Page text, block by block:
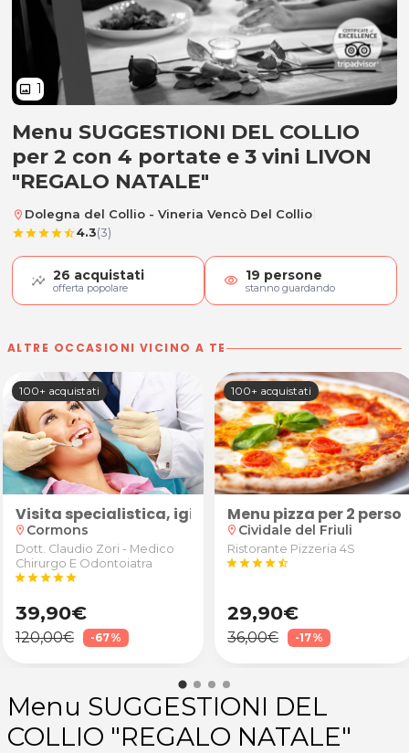
image 1
Menu SUGGESTIONI DEL COLLIO
Menu SUGGESTIONI DEL COLLIO
per 2 con 4 portate e 3 vini LIVON
"REGALO NATALE"
location_on Dolegna del Collio - Vineria Vencò Del Collio
starstarstarstarstar_half4.3(3)
26 acquistati
offerta popolare visibility 19 persone
stanno guardando
ALTRE OCCASIONI VICINO A TE
piega
100+ acquistati
Visita specialistica, igiene dentale e
location_on Cormons
Dott. Claudio Zori - Medico
Chirurgo E Odontoiatra
starstarstarstarstar
39,90€
120,00€ -67%
100+ acquistati
Menu pizza per 2
location_on Cividale del Friuli
Ristorante Pizzeria 4S
starstarstarstarstar_half
29,90€
36,00€ -17%
Menu SUGGESTIONI DEL
COLLIO "REGALO NATALE"